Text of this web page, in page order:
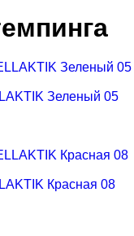
Зеленый 05
Красная 08